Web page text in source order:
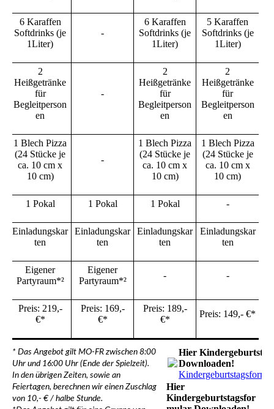
6 Karaffen
Softdrinks (je
1Liter)
-
6 Karaffen
Softdrinks (je
1Liter)
5 Karaffen
Softdrinks (je
1Liter)
2
Heißgetränke
für
Begleitperson
en
-
2
Heißgetränke
für
Begleitperson
en
2
Heißgetränke
für
Begleitperson
en
1 Blech Pizza
(24 Stücke je
ca. 10 cm x
10 cm)
-
1 Blech Pizza
(24 Stücke je
ca. 10 cm x
10 cm)
1 Blech Pizza
(24 Stücke je
ca. 10 cm x
10 cm)
1 Pokal 1 Pokal 1 Pokal -
Einladungskar
ten
Einladungskar
ten
Einladungskar
ten
Einladungskar
ten
Eigener
Partyraum*²
Eigener
Partyraum*²
- -
Preis: 219,-
€*
Preis: 169,-
€*
Preis: 189,-
€*
Preis: 149,- €*
Hier
Downloaden!
Hier
Kindergeburtstagsfor
* Das Angebot gilt MO-FR zwischen 8:00
Uhr und 16:00 Uhr (Ende der Spielzeit).
In den übrigen Zeiten, sowie an
Feiertagen, berechnen wir einen Zuschlag
von 10,- € / halbe Stunde.